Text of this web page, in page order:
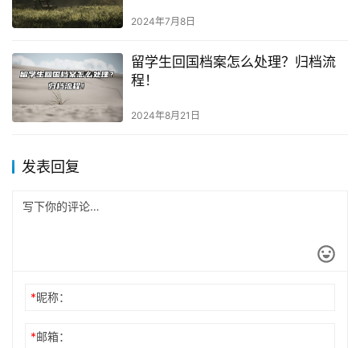
2024年7月8日
留学生回国档案怎么处理？归档流
程！
2024年8月21日
发表回复
*昵称：
*邮箱：